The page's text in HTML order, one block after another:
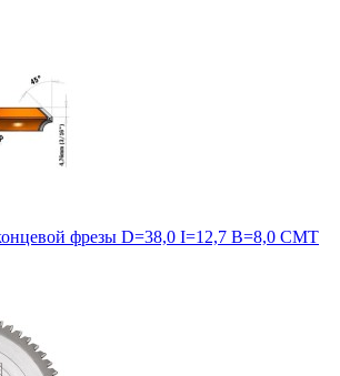
фрезы D=38,0 I=12,7 B=8,0 CMT